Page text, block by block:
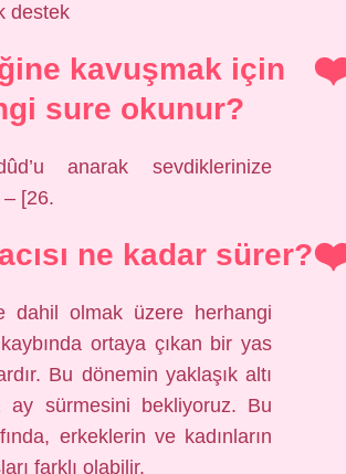
destek
kavuşmak için
sure okunur?
anarak sevdiklerinize
– [26.
ne kadar sürer?
dahil olmak üzere herhangi
ortaya çıkan bir yas
Bu dönemin yaklaşık altı
ay sürmesini bekliyoruz. Bu
erkeklerin ve kadınların
farklı olabilir.